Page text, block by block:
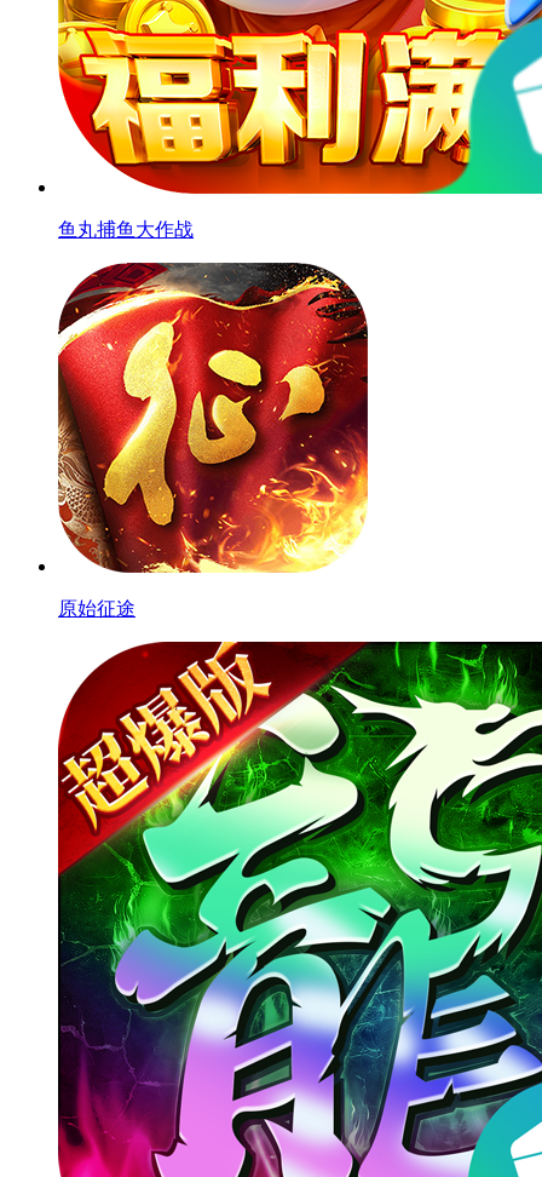
鱼丸捕鱼大作战
原始征途